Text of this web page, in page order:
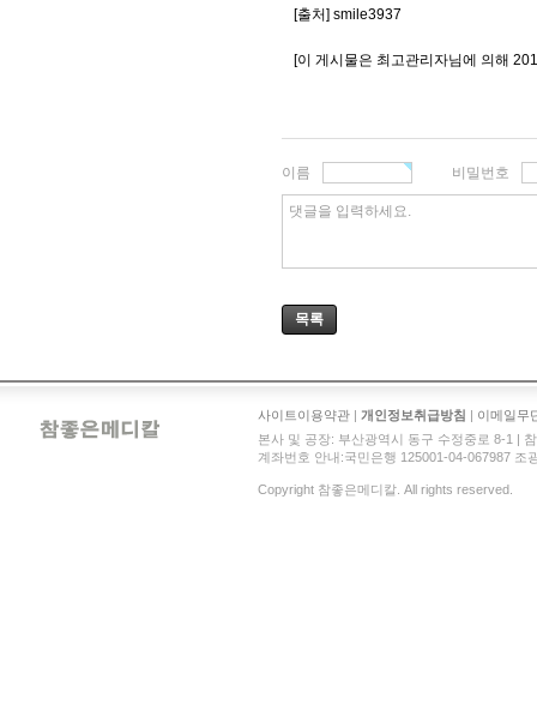
[출처] smile3937
[이 게시물은 최고관리자님에 의해
이름 비밀번호
댓글을 입력하세요.
목록
사이트이용약관 | 개인정보취급방침 | 이메일무
본사 및 공장: 부산광역시 동구 수정중로 8-1 |
계좌번호 안내:국민은행 125001-04-067987 조
Copyright 참좋은메디칼. All rights reserved.